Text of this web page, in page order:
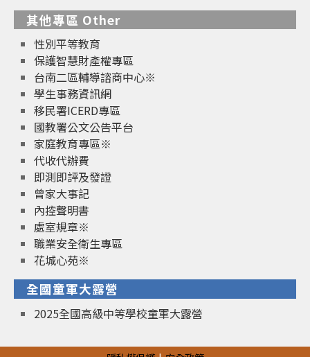
其他專區 Other
性別平等教育
保護智慧財產權專區
台南二區輔導諮商中心※
學生事務資訊網
移民署ICERD專區
國教署公文公告平台
家庭教育專區※
代收代辦費
即測即評及發證
曾家大事記
內控聲明書
處室規章※
職業安全衛生專區
花城心苑※
全國童軍大露營
2025全國高級中等學校童軍大露營